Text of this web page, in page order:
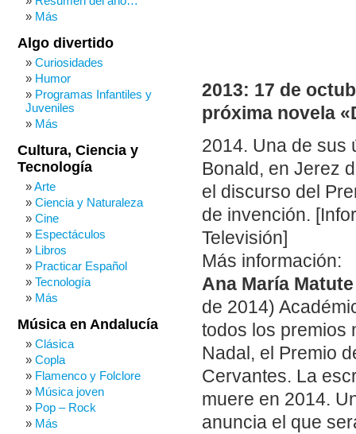
2013: 17 de
próxima novela
2014. Una de sus
Bonald, en Jerez
el discurso del
de invención.
Televisión]
Más información:
Ana María Matute
de 2014)
todos los premios
Nadal, el Premio
Cervantes. La
muere en 2014.
anuncia el que
Más
Algo divertido
Curiosidades
Humor
Programas Infantiles y
Juveniles
Más
Cultura, Ciencia y
Tecnología
Arte
Ciencia y Naturaleza
Cine
Espectáculos
Libros
Practicar Español
Tecnología
Más
Música en Andalucía
Clásica
Copla
Flamenco y Folclore
Música joven
Pop – Rock
Más